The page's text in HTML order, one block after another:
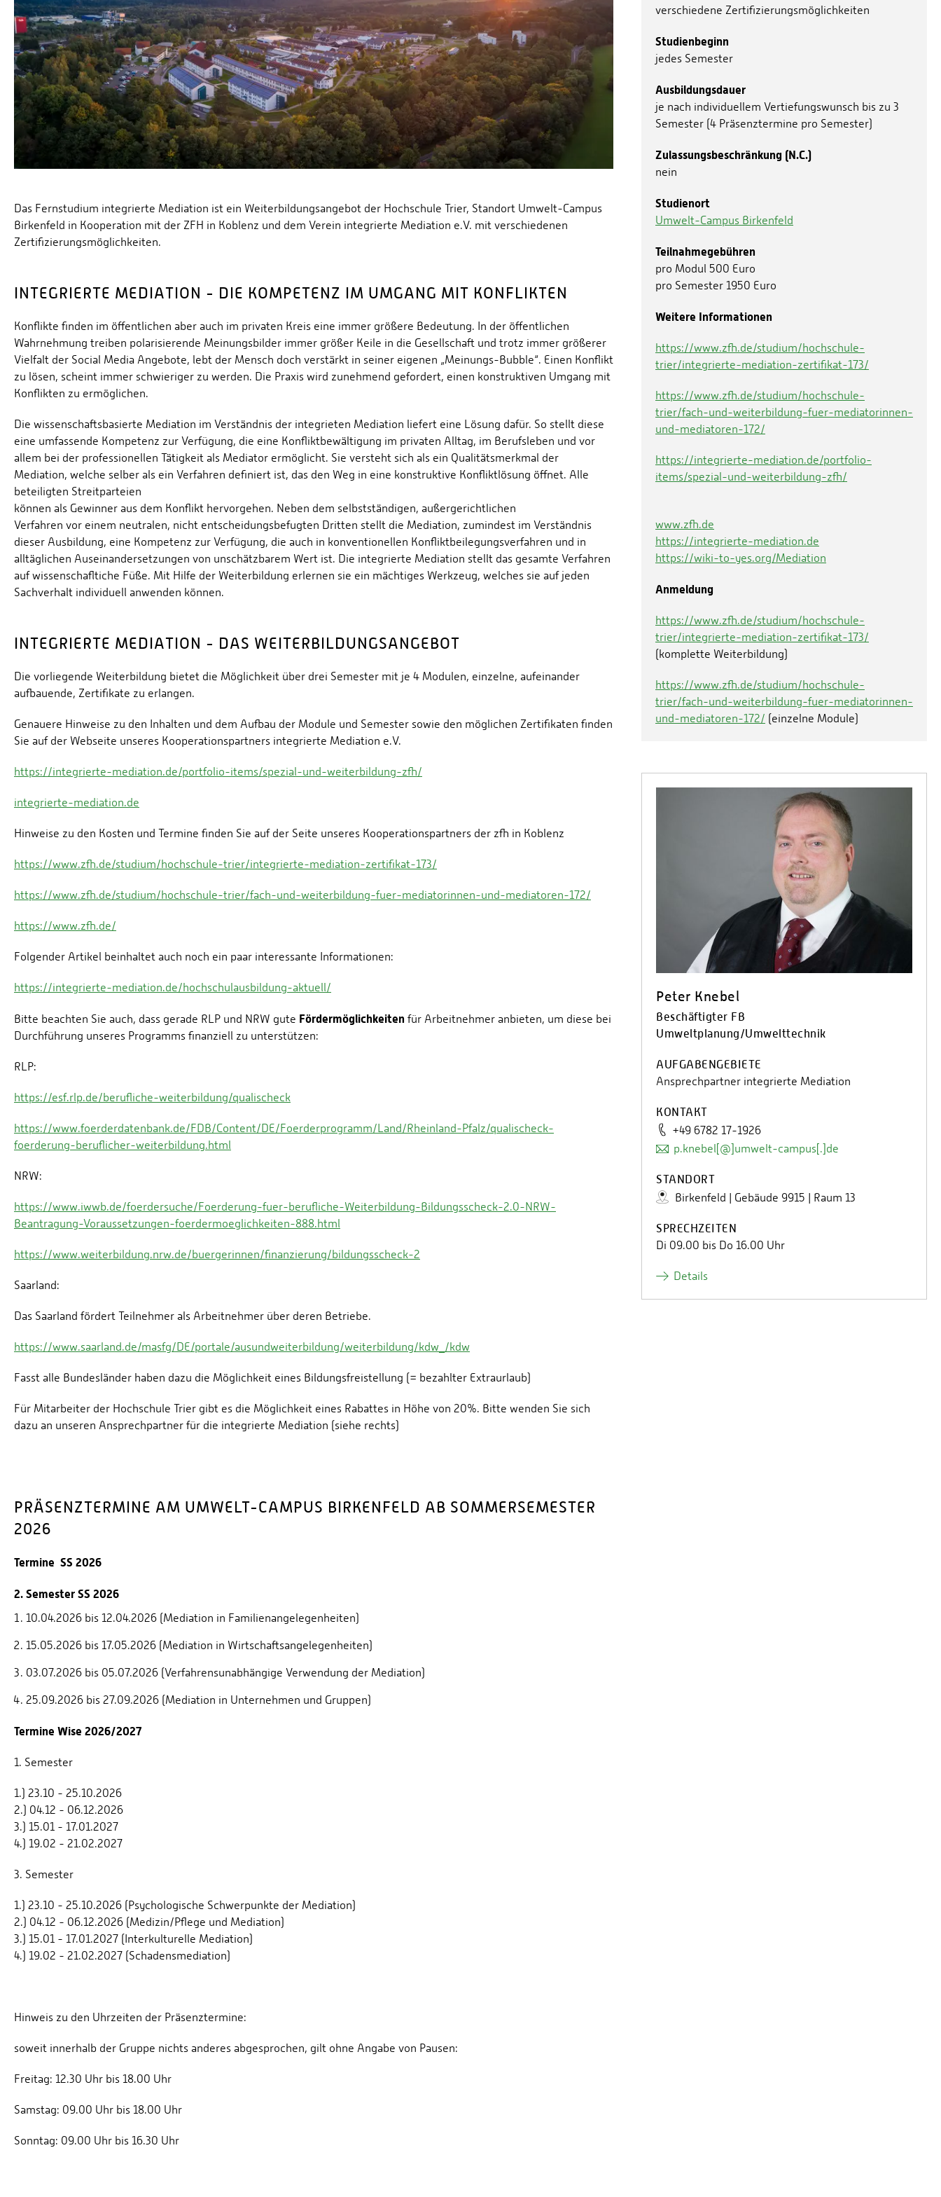
Das Fernstudium integrierte Mediation ist ein Weiterbildungsangebot der Hochschule Trier, Standort Umwelt-Campus
Birkenfeld in Kooperation mit der ZFH in Koblenz und dem Verein integrierte Mediation e.V. mit verschiedenen
Zertifizierungsmöglichkeiten.
INTEGRIERTE MEDIATION - DIE KOMPETENZ IM UMGANG MIT KONFLIKTEN
Konflikte finden im öffentlichen aber auch im privaten Kreis eine immer größere Bedeutung. In der öffentlichen
Wahrnehmung treiben polarisierende Meinungsbilder immer größer Keile in die Gesellschaft und trotz immer größerer
Vielfalt der Social Media Angebote, lebt der Mensch doch verstärkt in seiner eigenen „Meinungs-Bubble“. Einen Konflikt
zu lösen, scheint immer schwieriger zu werden. Die Praxis wird zunehmend gefordert, einen konstruktiven Umgang mit
Konflikten zu ermöglichen.
Die wissenschaftsbasierte Mediation im Verständnis der integrieten Mediation liefert eine Lösung dafür. So stellt diese
eine umfassende Kompetenz zur Verfügung, die eine Konfliktbewältigung im privaten Alltag, im Berufsleben und vor
allem bei der professionellen Tätigkeit als Mediator ermöglicht. Sie versteht sich als ein Qualitätsmerkmal der
Mediation, welche selber als ein Verfahren definiert ist, das den Weg in eine konstruktive Konfliktlösung öffnet. Alle
beteiligten Streitparteien
können als Gewinner aus dem Konflikt hervorgehen. Neben dem selbstständigen, außergerichtlichen
Verfahren vor einem neutralen, nicht entscheidungsbefugten Dritten stellt die Mediation, zumindest im Verständnis
dieser Ausbildung, eine Kompetenz zur Verfügung, die auch in konventionellen Konfliktbeilegungsverfahren und in
alltäglichen Auseinandersetzungen von unschätzbarem Wert ist. Die integrierte Mediation stellt das gesamte Verfahren
auf wissenschafltiche Füße. Mit Hilfe der Weiterbildung erlernen sie ein mächtiges Werkzeug, welches sie auf jeden
Sachverhalt individuell anwenden können.
INTEGRIERTE MEDIATION - DAS WEITERBILDUNGSANGEBOT
Die vorliegende Weiterbildung bietet die Möglichkeit über drei Semester mit je 4 Modulen, einzelne, aufeinander
aufbauende, Zertifikate zu erlangen.
Genauere Hinweise zu den Inhalten und dem Aufbau der Module und Semester sowie den möglichen Zertifikaten finden
Sie auf der Webseite unseres Kooperationspartners integrierte Mediation e.V.
https://integrierte-mediation.de/portfolio-items/spezial-und-weiterbildung-zfh/
integrierte-mediation.de
Hinweise zu den Kosten und Termine finden Sie auf der Seite unseres Kooperationspartners der zfh in Koblenz
https://www.zfh.de/studium/hochschule-trier/integrierte-mediation-zertifikat-173/
https://www.zfh.de/studium/hochschule-trier/fach-und-weiterbildung-fuer-mediatorinnen-und-mediatoren-172/
https://www.zfh.de/
Folgender Artikel beinhaltet auch noch ein paar interessante Informationen:
https://integrierte-mediation.de/hochschulausbildung-aktuell/
Bitte beachten Sie auch, dass gerade RLP und NRW gute Fördermöglichkeiten für Arbeitnehmer anbieten, um diese bei
Durchführung unseres Programms finanziell zu unterstützen:
RLP:
https://esf.rlp.de/berufliche-weiterbildung/qualischeck
https://www.foerderdatenbank.de/FDB/Content/DE/Foerderprogramm/Land/Rheinland-Pfalz/qualischeck-
foerderung-beruflicher-weiterbildung.html
NRW:
https://www.iwwb.de/foerdersuche/Foerderung-fuer-berufliche-Weiterbildung-Bildungsscheck-2.0-NRW-
Beantragung-Voraussetzungen-foerdermoeglichkeiten-888.html
https://www.weiterbildung.nrw.de/buergerinnen/finanzierung/bildungsscheck-2
Saarland:
Das Saarland fördert Teilnehmer als Arbeitnehmer über deren Betriebe.
https://www.saarland.de/masfg/DE/portale/ausundweiterbildung/weiterbildung/kdw_/kdw
Fasst alle Bundesländer haben dazu die Möglichkeit eines Bildungsfreistellung (= bezahlter Extraurlaub)
Für Mitarbeiter der Hochschule Trier gibt es die Möglichkeit eines Rabattes in Höhe von 20%. Bitte wenden Sie sich
dazu an unseren Ansprechpartner für die integrierte Mediation (siehe rechts)
PRÄSENZTERMINE AM UMWELT-CAMPUS BIRKENFELD AB SOMMERSEMESTER
2026
Termine SS 2026
2. Semester SS 2026
10.04.2026 bis 12.04.2026 (Mediation in Familienangelegenheiten)
15.05.2026 bis 17.05.2026 (Mediation in Wirtschaftsangelegenheiten)
03.07.2026 bis 05.07.2026 (Verfahrensunabhängige Verwendung der Mediation)
25.09.2026 bis 27.09.2026 (Mediation in Unternehmen und Gruppen)
Termine Wise 2026/2027
1. Semester
1.) 23.10 - 25.10.2026
2.) 04.12 - 06.12.2026
3.) 15.01 - 17.01.2027
4.) 19.02 - 21.02.2027
3. Semester
1.) 23.10 - 25.10.2026 (Psychologische Schwerpunkte der Mediation)
2.) 04.12 - 06.12.2026 (Medizin/Pflege und Mediation)
3.) 15.01 - 17.01.2027 (Interkulturelle Mediation)
4.) 19.02 - 21.02.2027 (Schadensmediation)
Hinweis zu den Uhrzeiten der Präsenztermine:
soweit innerhalb der Gruppe nichts anderes abgesprochen, gilt ohne Angabe von Pausen:
Freitag: 12.30 Uhr bis 18.00 Uhr
Samstag: 09.00 Uhr bis 18.00 Uhr
Sonntag: 09.00 Uhr bis 16.30 Uhr
verschiedene Zertifizierungsmöglichkeiten
Studienbeginn
jedes Semester
Ausbildungsdauer
je nach individuellem Vertiefungswunsch bis zu 3
Semester (4 Präsenztermine pro Semester)
Zulassungsbeschränkung (N.C.)
nein
Studienort
Umwelt-Campus Birkenfeld
Teilnahmegebühren
pro Modul 500 Euro
pro Semester 1950 Euro
Weitere Informationen
https://www.zfh.de/studium/hochschule-
trier/integrierte-mediation-zertifikat-173/
https://www.zfh.de/studium/hochschule-
trier/fach-und-weiterbildung-fuer-mediatorinnen-
und-mediatoren-172/
https://integrierte-mediation.de/portfolio-
items/spezial-und-weiterbildung-zfh/
www.zfh.de
https://integrierte-mediation.de
https://wiki-to-yes.org/Mediation
Anmeldung
https://www.zfh.de/studium/hochschule-
trier/integrierte-mediation-zertifikat-173/
(komplette Weiterbildung)
https://www.zfh.de/studium/hochschule-
trier/fach-und-weiterbildung-fuer-mediatorinnen-
und-mediatoren-172/ (einzelne Module)
Peter Knebel
Beschäftigter FB
Umweltplanung/Umwelttechnik
AUFGABENGEBIETE
Ansprechpartner integrierte Mediation
KONTAKT
+49 6782 17-1926
p.knebel[@]umwelt-campus[.]de
STANDORT
Birkenfeld | Gebäude 9915 | Raum 13
SPRECHZEITEN
Di 09.00 bis Do 16.00 Uhr
Details